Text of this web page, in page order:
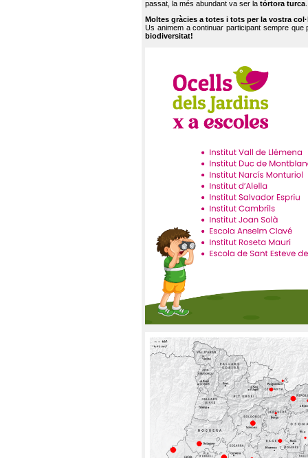
passat, la més abundant va ser la tórtora turca
Moltes gràcies a totes i tots per la vostra
Us animem a continuar participant sempre que
biodiversitat!